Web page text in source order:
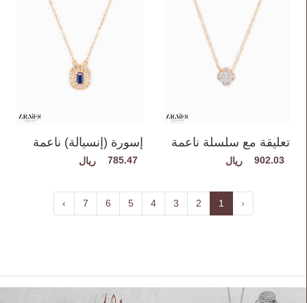
تعليقة مع سلسلة ناعمة
902.03
إسورة (إنسيالة) ناعمة
785.47